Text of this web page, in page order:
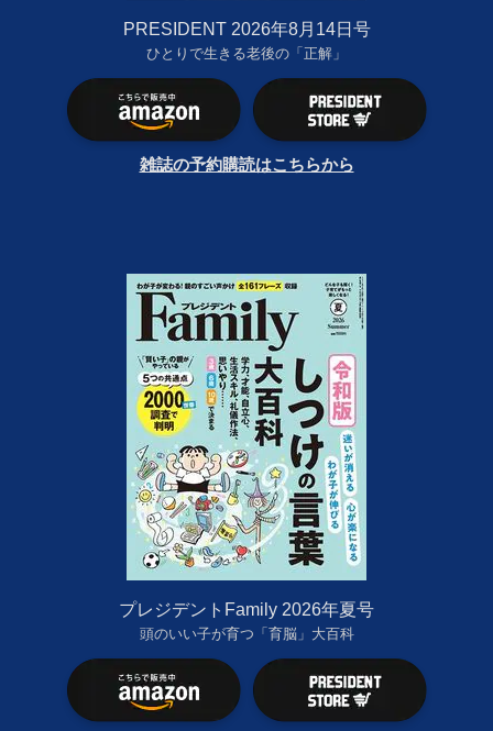
PRESIDENT 2026年8月14日号
ひとりで生きる老後の「正解」
雑誌の予約購読はこちらから
プレジデントFamily 2026年夏号
頭のいい子が育つ「育脳」大百科